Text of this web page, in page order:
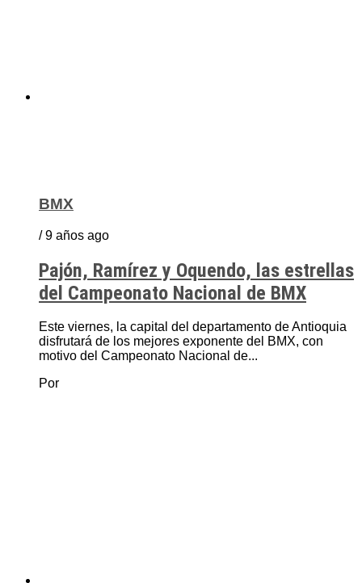
BMX
/ 9 años ago
Pajón, Ramírez y Oquendo, las estrellas
del Campeonato Nacional de BMX
Este viernes, la capital del departamento de Antioquia
disfrutará de los mejores exponente del BMX, con
motivo del Campeonato Nacional de...
Por